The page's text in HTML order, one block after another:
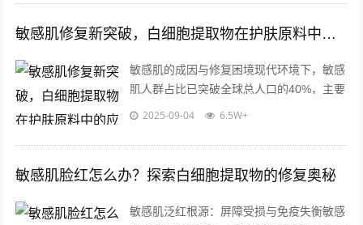
敏感肌修复新突破，白细胞提取物在护肤原料中的应用价值解析
敏感肌的成因与修复困境现代环境下，敏感
肌人群占比已突破全球总人口的40%，主要
表现为皮肤屏障功能受损、神经末梢敏感
2025-09-04 6.5W+
敏感肌脸红怎么办？探索白细胞提取物的修复奥秘
敏感肌泛红根源：屏障受损与免疫失衡敏感